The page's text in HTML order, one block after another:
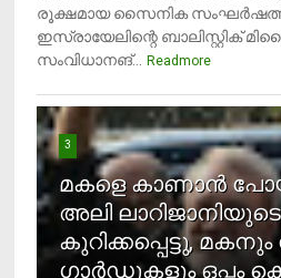
രൂക്ഷമായ സൈനിക
ഇസ്രായേലിന്റെ ബാലിസ്റ്റിക്
സംവിധാനങ്...
Readmore
3
മകളെ കാണാന്‍
അലി ലാറിജാനിയുടെ
കുറിക്കപ്പെട്ടു,
ഗാര്‍ഡുകളും ഒപ്പം